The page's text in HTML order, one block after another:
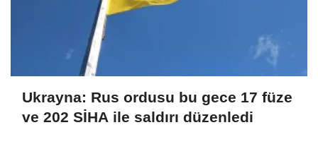
Ukrayna: Rus ordusu bu gece 17 füze
ve 202 SİHA ile saldırı düzenledi